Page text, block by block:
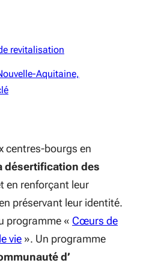
revitalisation
Aquitaine,
centres-bourgs en
désertification des
en renforçant leur
préservant leur identité.
programme « Cœurs de
vie(S'ouvre dans une nouvelle
». Un programme
d’